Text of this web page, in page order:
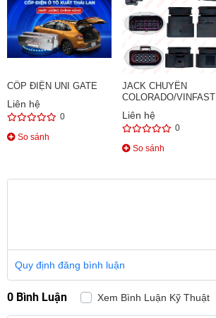
CỐP ĐIỆN UNI GATE
Liên hệ
0
So sánh
JACK CHUYỂN
COLORADO/VINFAST
Liên hệ
0
So sánh
Quy định đăng bình luận
0 Bình Luận Xem Bình Luận Kỹ Thuật